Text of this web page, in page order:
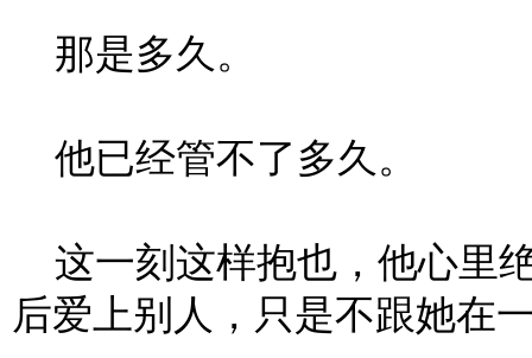
那是多久。
他已经管不了多久。
这一刻这样抱也，他心里
后爱上别人，只是不跟她在